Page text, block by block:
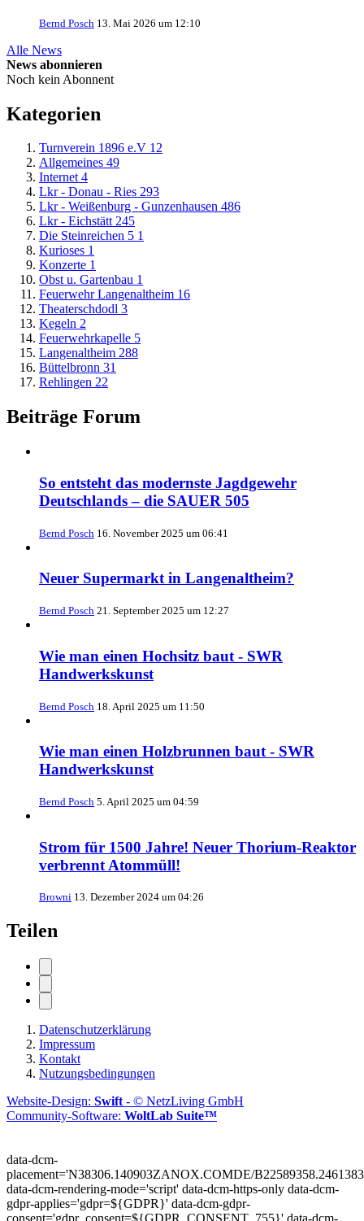
Bernd Posch 13. Mai 2026 um 12:10
Alle News
News abonnieren
Noch kein Abonnent
Kategorien
Turnverein 1896 e.V 12
Allgemeines 49
Internet 4
Lkr - Donau - Ries 293
Lkr - Weißenburg - Gunzenhausen 486
Lkr - Eichstätt 245
Die Steinreichen 5 1
Kurioses 1
Konzerte 1
Obst u. Gartenbau 1
Feuerwehr Langenaltheim 16
Theaterschdodl 3
Kegeln 2
Feuerwehrkapelle 5
Langenaltheim 288
Büttelbronn 31
Rehlingen 22
Beiträge Forum
So entsteht das modernste Jagdgewehr
Deutschlands – die SAUER 505
Bernd Posch 16. November 2025 um 06:41
Neuer Supermarkt in Langenaltheim?
Bernd Posch 21. September 2025 um 12:27
Wie man einen Hochsitz baut - SWR
Handwerkskunst
Bernd Posch 18. April 2025 um 11:50
Wie man einen Holzbrunnen baut - SWR
Handwerkskunst
Bernd Posch 5. April 2025 um 04:59
Strom für 1500 Jahre! Neuer Thorium-Reaktor
verbrennt Atommüll!
Browni 13. Dezember 2024 um 04:26
Teilen
Datenschutzerklärung
Impressum
Kontakt
Nutzungsbedingungen
Website-Design: Swift - © NetzLiving GmbH
Community-Software: WoltLab Suite™
data-dcm-
placement='N38306.140903ZANOX.COMDE/
data-dcm-rendering-mode='script' data-dcm-https-only data-dcm-
gdpr-applies='gdpr=${GDPR}' data-dcm-gdpr-